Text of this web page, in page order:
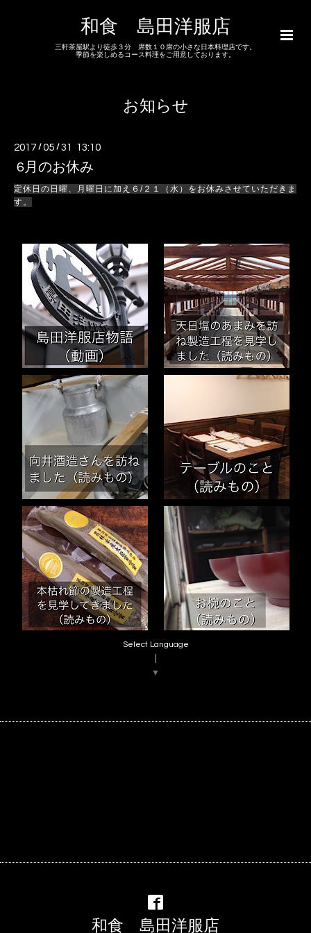
和食 島田洋服店
三軒茶屋駅より徒歩３分 席数１０席の小さな日本料理店です。
季節を楽しめるコース料理をご用意しております。
お知らせ
2017 /05 /31 13:10
6月のお休み
定休日の日曜、月曜日に加え６/２１（水）をお休みさせていただきま
す。
Select Language
▼
和食 島田洋服店